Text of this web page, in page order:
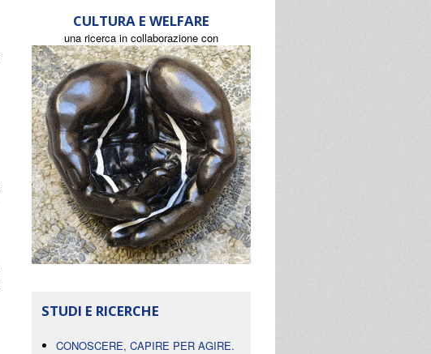
CULTURA E WELFARE
una ricerca in collaborazione con
STUDI E RICERCHE
CONOSCERE, CAPIRE PER AGIRE.